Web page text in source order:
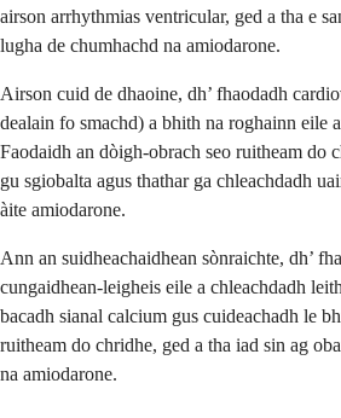
airson arrhythmias ventricular, ged a tha e
lugha de chumhachd na amiodarone.
Airson cuid de dhaoine, dh’ fhaodadh
dealain fo smachd) a bhith na roghainn eile
Faodaidh an dòigh-obrach seo ruitheam do
gu sgiobalta agus thathar ga chleachdadh
àite amiodarone.
Ann an suidheachaidhean sònraichte, dh’
cungaidhean-leigheis eile a chleachdadh
bacadh sianal calcium gus cuideachadh le
ruitheam do chridhe, ged a tha iad sin ag
na amiodarone.